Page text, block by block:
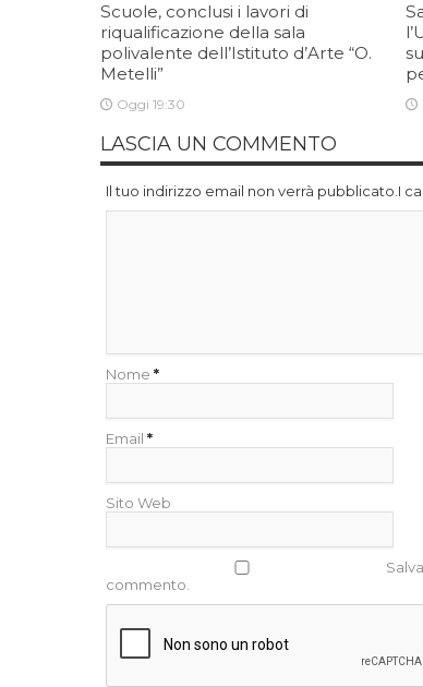
Scuole, conclusi i lavori di
riqualificazione della sala
polivalente dell’Istituto d’Arte “O.
Metelli”
Oggi 19:30
LASCIA UN COMMENTO
Il tuo indirizzo email non verrà pubblicato.I
Nome *
Email *
Sito Web
commento.